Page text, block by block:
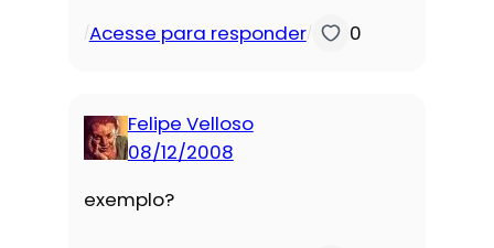
/Acesse para responder/ 0
Felipe Velloso
08/12/2008
exemplo?